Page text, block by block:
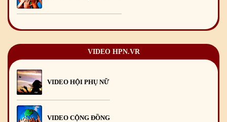
Chúc mừng Giáng sinh và Năm mới 2025
Mừng Xuân Giáp Thìn 2024 09/02/2024
VIDEO HPN.VR
VIDEO HỘI PHỤ NỮ
VIDEO CỘNG ĐỒNG